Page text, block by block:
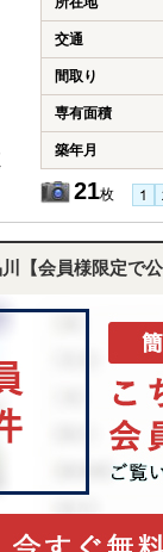
交通
間取り
専有面積
築年月
21枚
【会員様限定で公